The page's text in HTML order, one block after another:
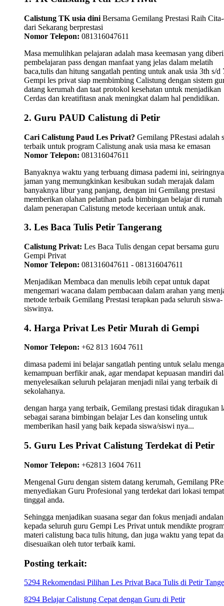
Calistung TK usia dini Bersama Gemilang Prestasi Raih
dari Sekarang berprestasi
Nomor Telepon: 081316047611
Masa memulihkan pelajaran adalah masa keemasan yang
pembelajaran pass dengan manfaat yang jelas dalam melatih
baca,tulis dan hitung sangatlah penting untuk anak usia 3th s/d
Gempi les privat siap membimbing Calistung dengan sistem
datang kerumah dan taat protokol kesehatan untuk menjadikan
Cerdas dan kreatifitasn anak meningkat dalam hal pendidikan.
2. Guru PAUD Calistung di Petir
Cari Calistung Paud Les Privat? Gemilang PRestasi adalah
terbaik untuk program Calistung anak usia masa ke emasan
Nomor Telepon: 081316047611
Banyaknya waktu yang terbuang dimasa pademi ini, seiringnya
jaman yang memungkinkan kesibukan sudah merajak dalam
banyaknya libur yang panjang, dengan ini Gemilang prestasi
memberikan olahan pelatihan pada bimbingan belajar di rumah
dalam penerapan Calistung metode keceriaan untuk anak.
3. Les Baca Tulis Petir Tangerang
Calistung Privat: Les Baca Tulis dengan cepat bersama guru
Gempi Privat
Nomor Telepon: 081316047611 - 081316047611
Menjadikan Membaca dan menulis lebih cepat untuk dapat
mengemari wacana dalam pembacaan dalam arahan yang
metode terbaik Gemilang Prestasi terapkan pada seluruh siswa-
siswinya.
4. Harga Privat Les Petir Murah di Gempi
Nomor Telepon: +62 813 1604 7611
dimasa pademi ini belajar sangatlah penting untuk selalu
kemampuan berfikir anak, agar mendapat kepuasan mandiri
menyelesaikan seluruh pelajaran menjadi nilai yang terbaik di
sekolahanya.
dengan harga yang terbaik, Gemilang prestasi tidak diragukan
sebagai sarana bimbingan belajar Les dan konseling untuk
memberikan hasil yang baik kepada siswa/siswi nya...
5. Guru Les Privat Calistung Terdekat di Petir
Nomor Telepon: +62813 1604 7611
Mengenal Guru dengan sistem datang kerumah, Gemilang
menyediakan Guru Profesional yang terdekat dari lokasi tempat
tinggal anda.
Sehingga menjadikan suasana segar dan fokus menjadi andalan
kepada seluruh guru Gempi Les Privat untuk mendikte
materi calistung baca tulis hitung, dan juga waktu yang tepat
disesuaikan oleh tutor terbaik kami.
Posting terkait:
5294 Rekomendasi Pilihan Les Privat Baca Tulis di Petir
8294 Belajar Calistung Cepat dengan Guru di Petir